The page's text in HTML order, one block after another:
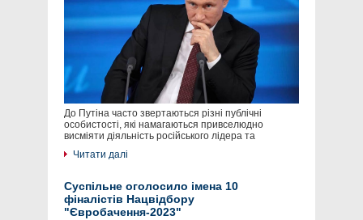
До Путіна часто звертаються різні публічні
особистості, які намагаються привселюдно
висміяти діяльність російського лідера та
Читати далі
Суспільне оголосило імена 10
фіналістів Нацвідбору
"Євробачення-2023"